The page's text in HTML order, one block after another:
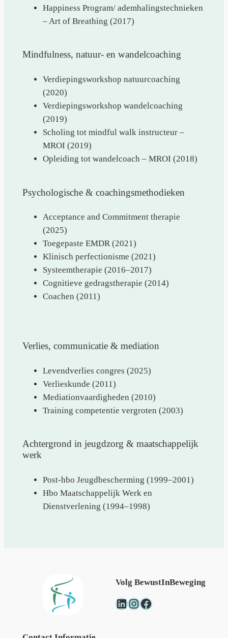
Happiness Program/ ademhalingstechnieken
– Art of Breathing (2017)
Mindfulness, natuur- en wandelcoaching
Verdiepingsworkshop natuurcoaching
(2020)
Verdiepingsworkshop wandelcoaching
(2019)
Scholing tot mindful walk instructeur –
MROI (2019)
Opleiding tot wandelcoach – MROI (2018)
Psychologische & coachingsmethodieken
Acceptance and Commitment therapie
(2025)
Toegepaste EMDR (2021)
Klinisch perfectionisme (2021)
Systeemtherapie (2016–2017)
Cognitieve gedragstherapie (2014)
Coachen (2011)
Verlies, communicatie & mediation
Levendverlies congres (2025)
Verlieskunde (2011)
Mediationvaardigheden (2010)
Training competentie vergroten (2003)
Achtergrond in jeugdzorg & maatschappelijk
werk
Post-hbo Jeugdbescherming (1999–2001)
Hbo Maatschappelijk Werk en
Dienstverlening (1994–1998)
Volg BewustInBeweging
LinkedIn InstagramFacebook